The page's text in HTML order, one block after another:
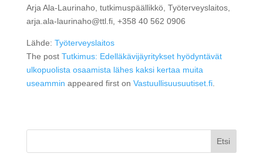
Arja Ala-Laurinaho, tutkimuspäällikkö, Työterveyslaitos,
arja.ala-laurinaho@ttl.fi, +358 40 562 0906
Lähde: Työterveyslaitos
The post Tutkimus: Edelläkävijäyritykset hyödyntävät
ulkopuolista osaamista lähes kaksi kertaa muita
useammin appeared first on Vastuullisuusuutiset.fi.
Etsi